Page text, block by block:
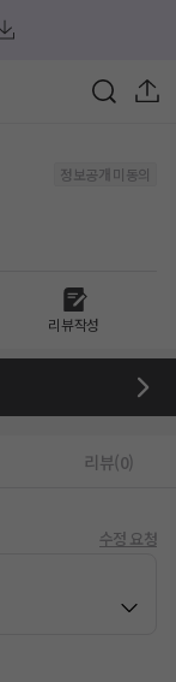
정보공개 미동의
리뷰작성
리뷰(0)
수정 요청